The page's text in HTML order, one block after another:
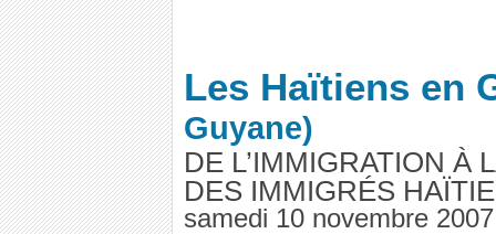
Les Haïtiens en
Guyane)
DE L’IMMIGRATION À
DES IMMIGRÉS
samedi 10 novembre 2007